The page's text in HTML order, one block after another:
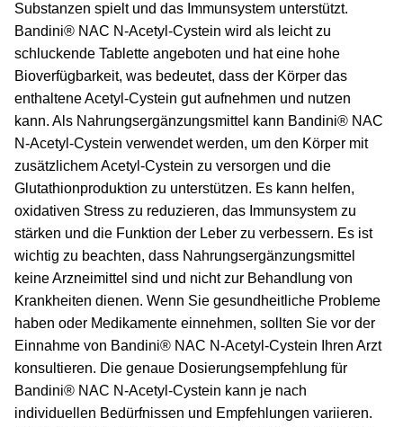
Substanzen spielt und das Immunsystem unterstützt.
Bandini® NAC N-Acetyl-Cystein wird als leicht zu
schluckende Tablette angeboten und hat eine hohe
Bioverfügbarkeit, was bedeutet, dass der Körper das
enthaltene Acetyl-Cystein gut aufnehmen und nutzen
kann. Als Nahrungsergänzungsmittel kann Bandini® NAC
N-Acetyl-Cystein verwendet werden, um den Körper mit
zusätzlichem Acetyl-Cystein zu versorgen und die
Glutathionproduktion zu unterstützen. Es kann helfen,
oxidativen Stress zu reduzieren, das Immunsystem zu
stärken und die Funktion der Leber zu verbessern. Es ist
wichtig zu beachten, dass Nahrungsergänzungsmittel
keine Arzneimittel sind und nicht zur Behandlung von
Krankheiten dienen. Wenn Sie gesundheitliche Probleme
haben oder Medikamente einnehmen, sollten Sie vor der
Einnahme von Bandini® NAC N-Acetyl-Cystein Ihren Arzt
konsultieren. Die genaue Dosierungsempfehlung für
Bandini® NAC N-Acetyl-Cystein kann je nach
individuellen Bedürfnissen und Empfehlungen variieren.